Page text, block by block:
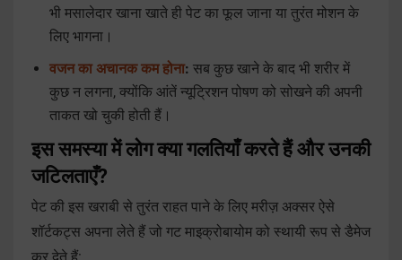
भी मसालेदार खाना खाते ही पेट का फूल जाना या तुरंत मोशन के
लिए भागना।
वजन का अचानक कम होना: सब कुछ खाने के बाद भी शरीर में
कुछ न लगना, क्योंकि आंतें न्यूट्रिशन पोषण को सोखने की अपनी
ताकत खो चुकी होती हैं।
इस समस्या में लोग क्या गलतियाँ करते हैं और उनकी
जटिलताएँ?
पेट की इस खराबी से तुरंत राहत पाने के लिए मरीज़ अक्सर ऐसे
शॉर्टकट्स अपना लेते हैं जो गट माइक्रोबायोम को स्थायी रूप से डैमेज